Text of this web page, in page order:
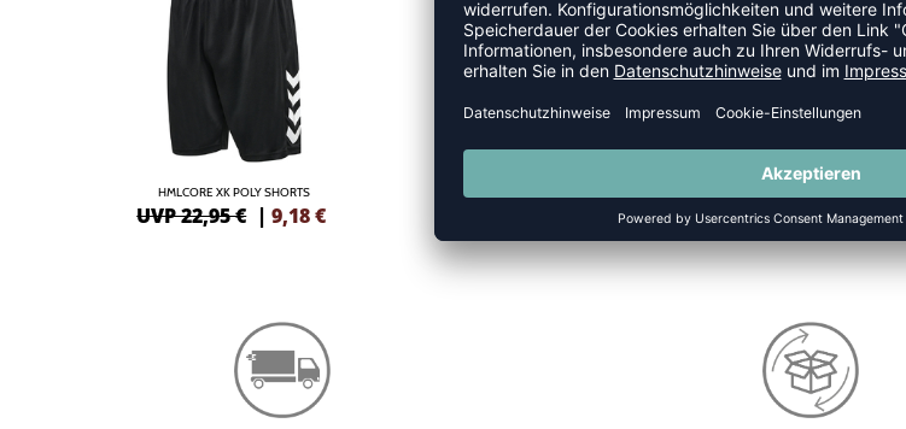
HMLCORE XK POLY SHORTS
UVP 22,95 € |9,18€ UVP 20,00 € |13,00€